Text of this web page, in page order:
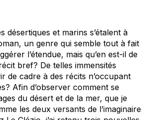
désertiques et marins s’étalent à
un genre qui semble tout à fait
l’étendue, mais qu’en est-il de
bref? De telles immensités
de cadre à des récits n’occupant
Afin d’observer comment se
du désert et de la mer, que je
les deux versants de l’imaginaire